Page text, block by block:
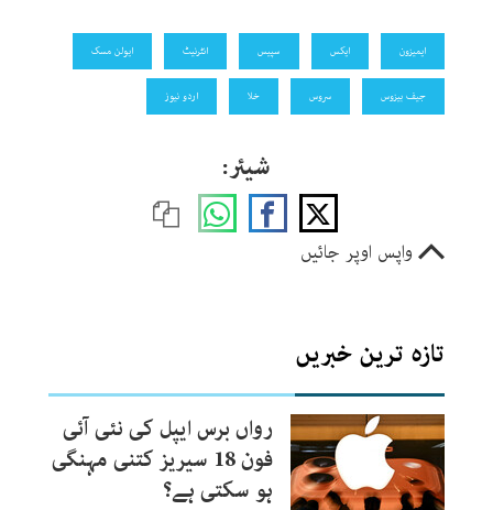
ایمیزون ایکس سپیس انٹرنیٹ ایولن مسک
جیف بیزوس سروس خلا اردو نیوز
شیئر:
واپس اوپر جائیں
تازہ ترین خبریں
رواں برس ایپل کی نئی آئی
فون 18 سیریز کتنی مہنگی
ہو سکتی ہے؟